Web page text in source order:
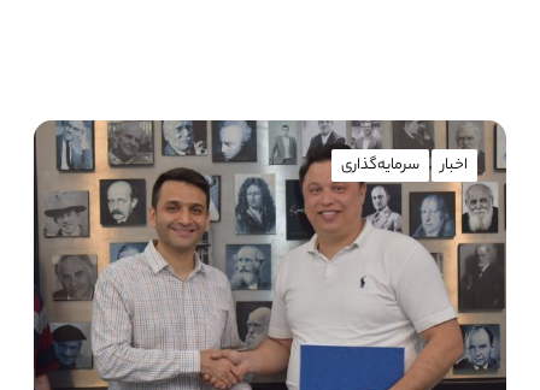
اخبار سرمایه‌گذاری